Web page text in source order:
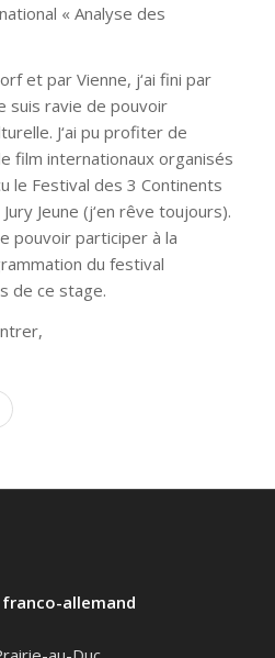
« Analyse des
et par Vienne, j‘ai fini par
suis ravie de pouvoir
J‘ai pu profiter de
film internationaux organisés
le Festival des 3 Continents
Jeune (j‘en rêve toujours).
pouvoir participer à la
du festival
de ce stage.
franco-allemand